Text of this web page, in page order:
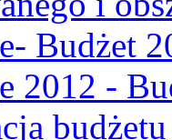
Budżet
2012 -
budżetu